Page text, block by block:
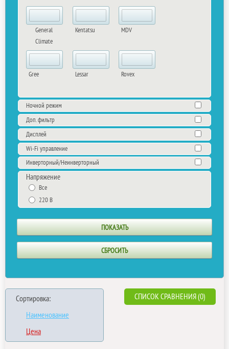
General
Climate
Gree
Kentatsu
Lessar
MDV
Rovex
Ночной режим
Доп. фильтр
Дисплей
Wi-Fi управление
Инверторный/Неинверторный
Напряжение
Все
220 В
Сортировка:
Наименование
Цена
СПИСОК СРАВНЕНИЯ (0)